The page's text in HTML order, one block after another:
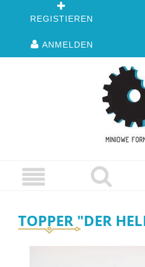
REGISTIEREN
ANMELDEN
TOPPER "DER